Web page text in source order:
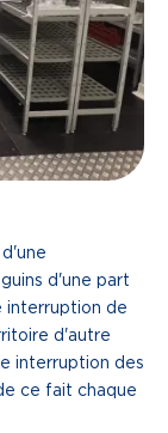
d'une part
interruption de
d'autre
interruption des
ce fait chaque